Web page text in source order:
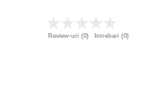
0
% of100
Review-uri (0) Intrebari (0)